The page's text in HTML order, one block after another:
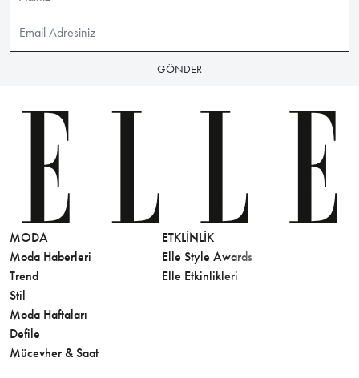
GÖNDER
MODA
Moda Haberleri
Trend
Stil
Moda Haftaları
Defile
Mücevher & Saat
ETKLINLIK
Elle Style Awards
Elle Etkinlikleri